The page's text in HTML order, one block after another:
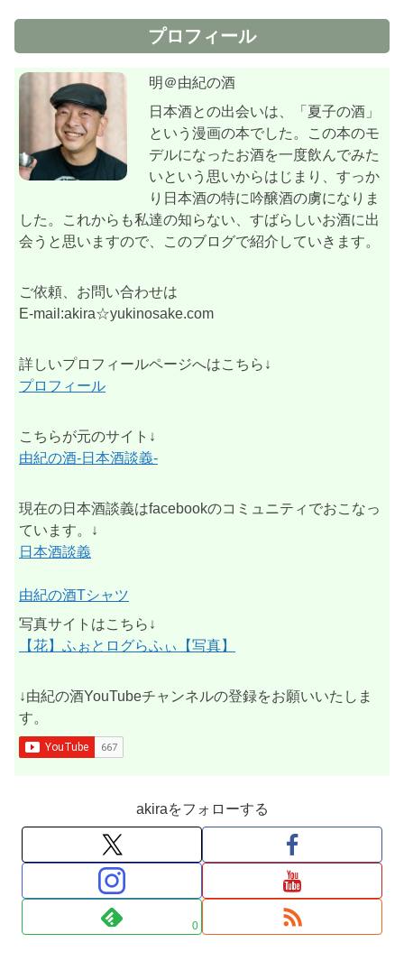
プロフィール
明＠由紀の酒
日本酒との出会いは、「夏子の酒」
という漫画の本でした。この本のモ
デルになったお酒を一度飲んでみた
いという思いからはじまり、すっか
り日本酒の特に吟醸酒の虜になりま
した。これからも私達の知らない、すばらしいお酒に出
会うと思いますので、このブログで紹介していきます。
ご依頼、お問い合わせは
E-mail:akira☆yukinosake.com
詳しいプロフィールページへはこちら↓
プロフィール
こちらが元のサイト↓
由紀の酒-日本酒談義-
現在の日本酒談義はfacebookのコミュニティでおこなっ
ています。↓
日本酒談義
由紀の酒Tシャツ
写真サイトはこちら↓
【花】ふぉとログらふぃ【写真】
↓由紀の酒YouTubeチャンネルの登録をお願いいたしま
す。
akiraをフォローする
0